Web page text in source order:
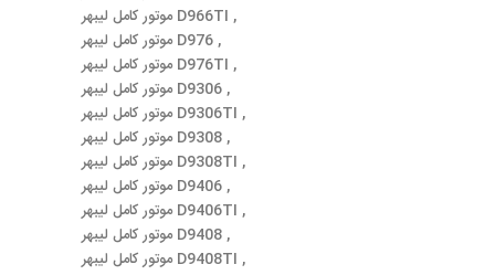
موتور کامل لیبهر D966TI ,
موتور کامل لیبهر D976 ,
موتور کامل لیبهر D976TI ,
موتور کامل لیبهر D9306 ,
موتور کامل لیبهر D9306TI ,
موتور کامل لیبهر D9308 ,
موتور کامل لیبهر D9308TI ,
موتور کامل لیبهر D9406 ,
موتور کامل لیبهر D9406TI ,
موتور کامل لیبهر D9408 ,
موتور کامل لیبهر D9408TI ,